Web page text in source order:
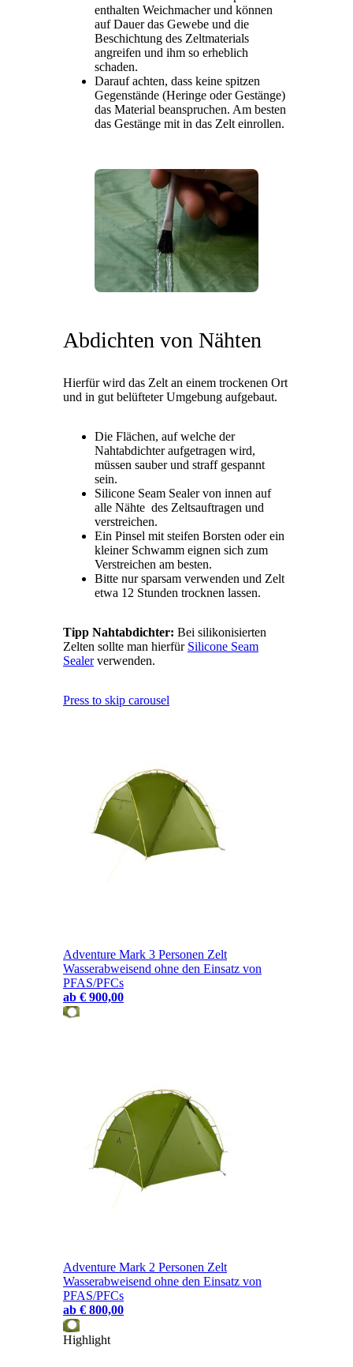
enthalten Weichmacher und können
auf Dauer das Gewebe und die
Beschichtung des Zeltmaterials
angreifen und ihm so erheblich
schaden.
Darauf achten, dass keine spitzen
Gegenstände (Heringe oder Gestänge)
das Material beanspruchen. Am besten
das Gestänge mit in das Zelt einrollen.
Abdichten von Nähten
Hierfür wird das Zelt an einem trockenen Ort
und in gut belüfteter Umgebung aufgebaut.
Die Flächen, auf welche der
Nahtabdichter aufgetragen wird,
müssen sauber und straff gespannt
sein.
Silicone Seam Sealer von innen auf
alle Nähte des Zeltsauftragen und
verstreichen.
Ein Pinsel mit steifen Borsten oder ein
kleiner Schwamm eignen sich zum
Verstreichen am besten.
Bitte nur sparsam verwenden und Zelt
etwa 12 Stunden trocknen lassen.
Tipp Nahtabdichter: Bei silikonisierten
Zelten sollte man hierfür Silicone Seam
Sealer verwenden.
Press to skip carousel
Adventure Mark 3 Personen Zelt
Wasserabweisend ohne den Einsatz von
PFAS/PFCs
ab € 900,00
Adventure Mark 2 Personen Zelt
Wasserabweisend ohne den Einsatz von
PFAS/PFCs
ab € 800,00
Highlight